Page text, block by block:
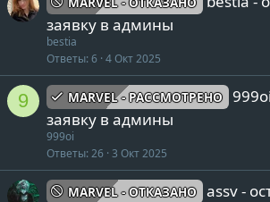
e
заявку в админы
bestia
Ответы 6 4 Окт 2025
9 MARVEL - РАССМОТРЕНО
заявку в админы
999oi
Ответы 26 3 Окт 2025
MARVEL - ОТКАЗАНО assv -